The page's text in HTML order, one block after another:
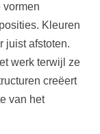
vormen
Kleuren
juist afstoten.
werk terwijl ze
creëert
van het